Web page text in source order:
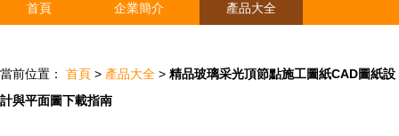
首頁 企業簡介 產品大全
當前位置： 首頁 > 產品大全 > 精品玻璃采光頂節點施工圖紙CAD圖紙設
計與平面圖下載指南